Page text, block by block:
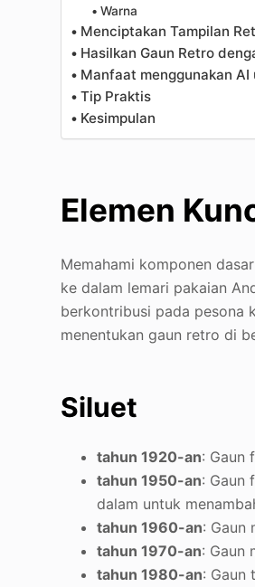
Warna
Menciptakan Tampilan
Hasilkan Gaun Retro
Manfaat menggunakan
Tip Praktis
Kesimpulan
Elemen
Memahami komponen
ke dalam lemari pakaian
berkontribusi pada pesona
menentukan gaun retro di
Siluet
tahun 1920-an: Gaun
tahun 1950-an: Gaun
dalam untuk
tahun 1960-an: Gaun
tahun 1970-an: Gaun
tahun 1980-an: Gaun